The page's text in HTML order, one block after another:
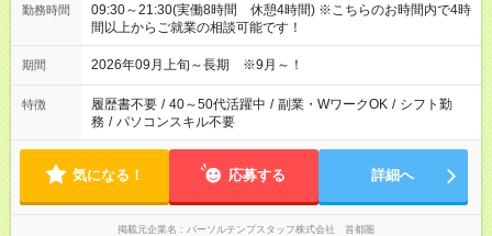
勤務時間
09:30～21:30(実働8時間 休憩4時間) ※こちらのお時間内で4時
間以上からご就業の相談可能です！
期間 2026年09月上旬～長期 ※9月～！
特徴 履歴書不要 / 40～50代活躍中 / 副業・WワークOK / シフト勤
務 / パソコンスキル不要
気になる！ 応募する 詳細へ
掲載元企業名 パーソルテンプスタッフ株式会社 首都圏